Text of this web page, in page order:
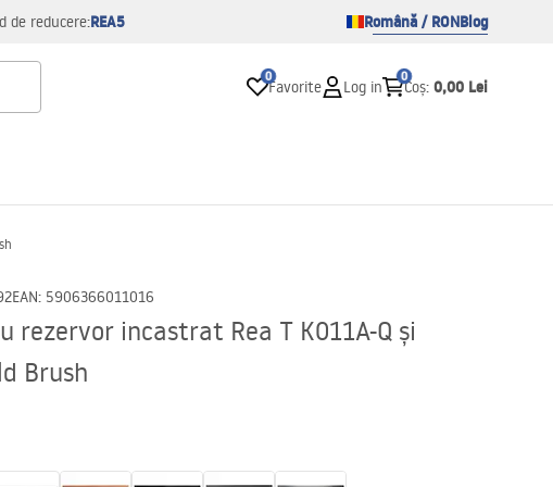
de reducere:REA5 Română / RONBlog
0
Favorite Log in
0
Coș: 0,00 Lei
EAN: 5906366011016
rezervor incastrat Rea T K011A-Q și
Brush